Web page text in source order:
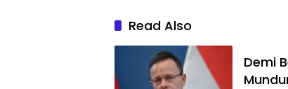
Read Also
Demi